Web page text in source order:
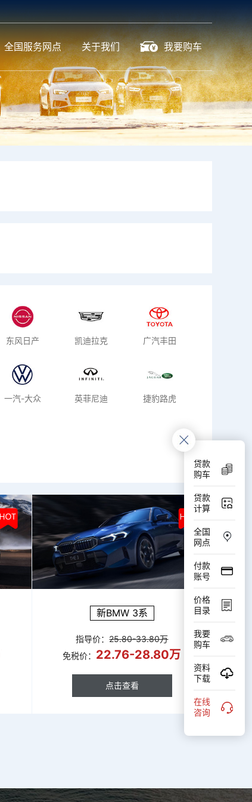
全国服务网点 关于我们 我要购车
东风日产 凯迪拉克 广汽丰田
一汽-大众 英菲尼迪 捷豹路虎
新BMW 3系
指导价：25.80-33.80万
免税价： 22.76-28.80万
点击查看
贷款
购车
贷款
计算
全国
网点
付款
账号
价格
目录
我要
购车
资料
下载
在线
咨询